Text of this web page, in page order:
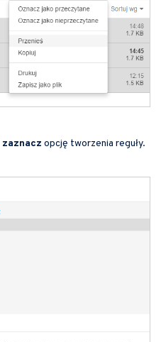
zaznacz opcję tworzenia reguły.